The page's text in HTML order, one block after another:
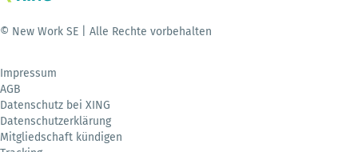
© New Work SE | Alle Rechte vorbehalten
Impressum
AGB
Datenschutz bei XING
Datenschutzerklärung
Mitgliedschaft kündigen